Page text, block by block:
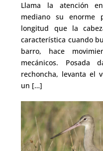
Llama la atención
mediano su
longitud que la
característica cuando
barro, hace
mecánicos.
rechoncha, levanta el
un […]